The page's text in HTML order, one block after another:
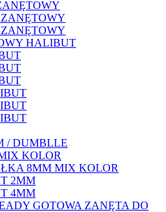
HALIBUT
/ DUMBLLE
KOLOR
8MM MIX KOLOR
2MM
4MM
GOTOWA ZANĘTA DO